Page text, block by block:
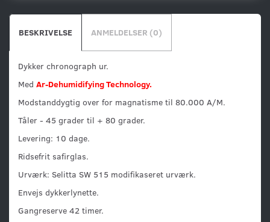
BESKRIVELSE ANMELDELSER (0)
Dykker chronograph ur.
Med Ar-Dehumidifying Technology.
Modstanddygtig over for magnatisme til 80.000 A/M.
Tåler - 45 grader til + 80 grader.
Levering: 10 dage.
Ridsefrit safirglas.
Urværk: Selitta SW 515 modifikaseret urværk.
Envejs dykkerlynette.
Gangreserve 42 timer.